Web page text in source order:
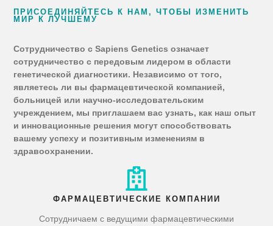
ПРИСОЕДИНЯЙТЕСЬ К НАМ, ЧТОБЫ ИЗМЕНИТЬ
МИР К ЛУЧШЕМУ
Сотрудничество с Sapiens Genetics означает
сотрудничество с передовым лидером в области
генетической диагностики. Независимо от того,
являетесь ли вы фармацевтической компанией,
больницей или научно-исследовательским
учреждением, мы приглашаем вас узнать, как наш опыт
и инновационные решения могут способствовать
вашему успеху и позитивным изменениям в
здравоохранении.
ФАРМАЦЕВТИЧЕСКИЕ КОМПАНИИ
Сотрудничаем с ведущими фармацевтическими